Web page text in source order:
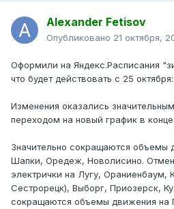
Alexander Fetisov
Опубликовано 21 октября,
Оформили на Яндекс.Расписания
что будет действовать с 25 октября:
Изменения оказались
переходом на новый график в
Значительно сокращаются объемы
Шапки, Оредеж, Новолисино.
электрички на Лугу, Ораниенбаум,
Сестрорецк), Выборг, Приозерск,
сокращаются объемы движения на